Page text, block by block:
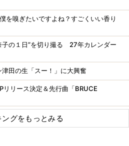
嗅ぎたいですよね？すごくいい香り
の１日”を切り撮る 27年カレンダー
田の生「スー！」に大興奮
リース決定＆先行曲「BRUCE
ングをもっとみる